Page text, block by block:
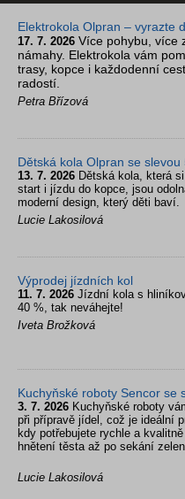
Elektrokola Olpran – vyrazte
17. 7. 2026 Více pohybu, více
námahy. Elektrokola vám
trasy, kopce i každodenní
radostí.
Petra Břízová
Dětská kola Olpran se slevou
13. 7. 2026 Dětská kola, která
start i jízdu do kopce, jsou
moderní design, který děti baví.
Lucie Lakosilová
Výprodej jízdních kol
11. 7. 2026 Jízdní kola s
40 %, tak neváhejte!
Iveta Brožková
Kuchyňské roboty Sencor se
3. 7. 2026 Kuchyňské roboty
při přípravě jídel, což je ideální
kdy potřebujete rychle a
hnětení těsta až po sekání
Lucie Lakosilová